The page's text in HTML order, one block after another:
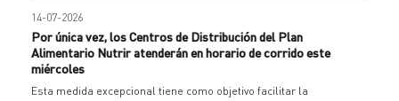
14-07-2026
Por única vez, los Centros de Distribución del Plan
Alimentario Nutrir atenderán en horario de corrido este
miércoles
Esta medida excepcional tiene como objetivo facilitar la